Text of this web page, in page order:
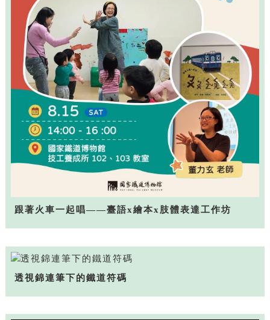
跟著火車一起唱——臺語x繪本x肢體表達工作坊
透視錦連筆下的鐵道符碼